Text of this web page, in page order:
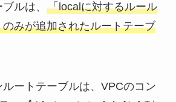
ルは、
「localに対するルール
みが追加されたルートテーブ
ートテーブルは、VPCのコン